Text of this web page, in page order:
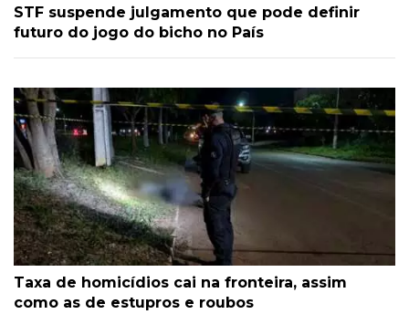
STF suspende julgamento que pode definir
futuro do jogo do bicho no País
Taxa de homicídios cai na fronteira, assim
como as de estupros e roubos